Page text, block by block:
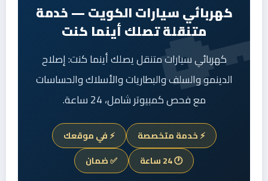
كهربائي سيارات الكويت — خدمة
متنقلة تصلك أينما كنت
كهربائي سيارات متنقل يصلك أينما كنت: إصلاح
الدينمو والسلف والبطاريات والأسلاك والحساسات
مع فحص كمبيوتر شامل، 24 ساعة.
⚡ خدمة متخصصة
⚡ في موقعك
🕐 24 ساعة
✅ ضمان